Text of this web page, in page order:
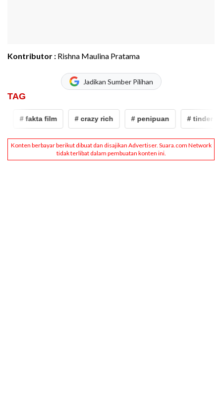
Kontributor : Rishna Maulina Pratama
Jadikan Sumber Pilihan
TAG
# fakta film # crazy rich # penipuan # tinder